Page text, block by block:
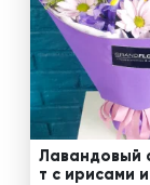
Лавандовый
т с ирисами